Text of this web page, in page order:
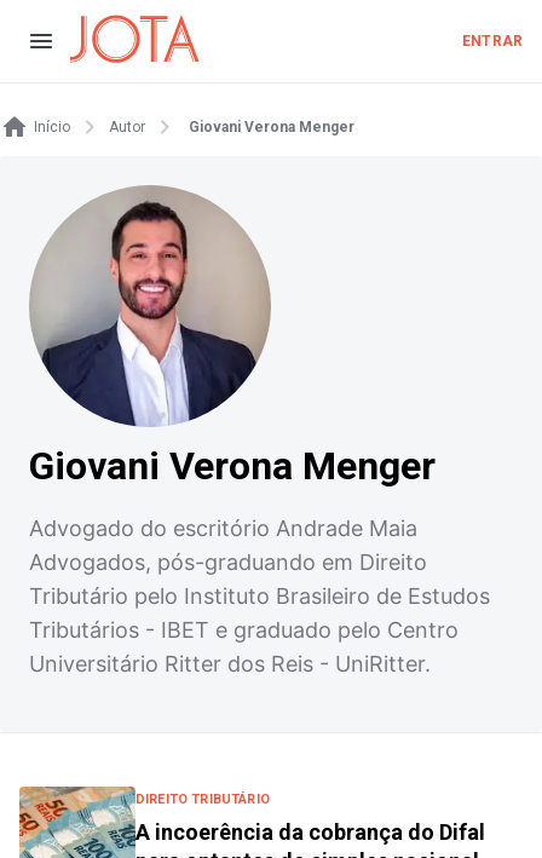
ENTRAR
Início Autor Giovani Verona Menger
Giovani Verona Menger
Advogado do escritório Andrade Maia
Advogados, pós-graduando em Direito
Tributário pelo Instituto Brasileiro de Estudos
Tributários - IBET e graduado pelo Centro
Universitário Ritter dos Reis - UniRitter.
DIREITO TRIBUTÁRIO
A incoerência da cobrança do Difal